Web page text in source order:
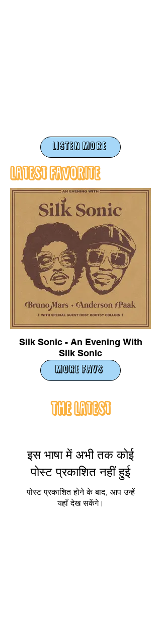
LISTEN MORE
Latest Favorite
Silk Sonic - An Evening With
Silk Sonic
MORE FAVS
The Latest
इस भाषा में अभी तक कोई
पोस्ट प्रकाशित नहीं हुई
पोस्ट प्रकाशित होने के बाद, आप उन्हें
यहाँ देख सकेंगे।